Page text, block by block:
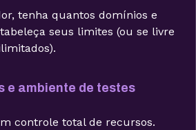
tenha quantos domínios e
seus limites (ou se livre
e ambiente de testes
controle total de recursos.